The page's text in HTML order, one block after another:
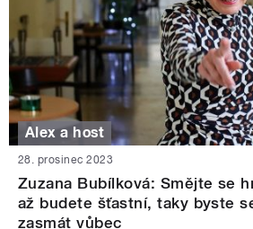
Alex a host
28. prosinec 2023
Zuzana Bubílková: Smějte se
až budete šťastní, taky byste
zasmát vůbec